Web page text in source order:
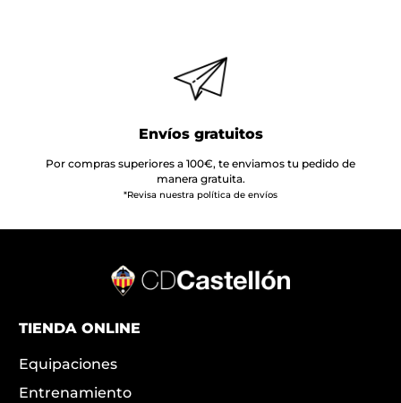
Envíos gratuitos
Por compras superiores a 100€, te enviamos tu pedido de
manera gratuita.
*Revisa nuestra política de envíos
TIENDA ONLINE
Equipaciones
Entrenamiento